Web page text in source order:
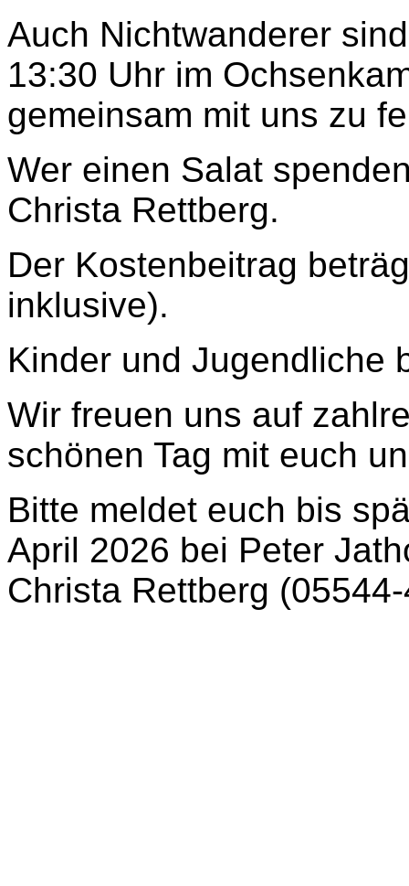
Auch Nichtwanderer
13:30 Uhr im
gemeinsam mit uns zu
Wer einen Salat
Christa Rettberg.
Der Kostenbeitrag
inklusive).
Kinder und Jugendliche
Wir freuen uns auf
schönen Tag mit euch
Bitte meldet euch bis
April 2026 bei Peter
Christa Rettberg